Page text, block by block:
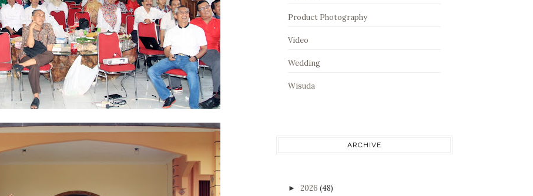
Product Photography
Video
Wedding
Wisuda
ARCHIVE
► 2026 (48)